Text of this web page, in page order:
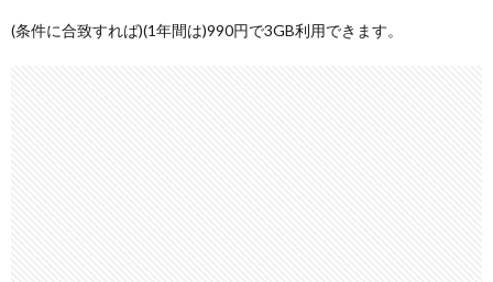
(条件に合致すれば)(1年間は)990円で3GB利用できます。